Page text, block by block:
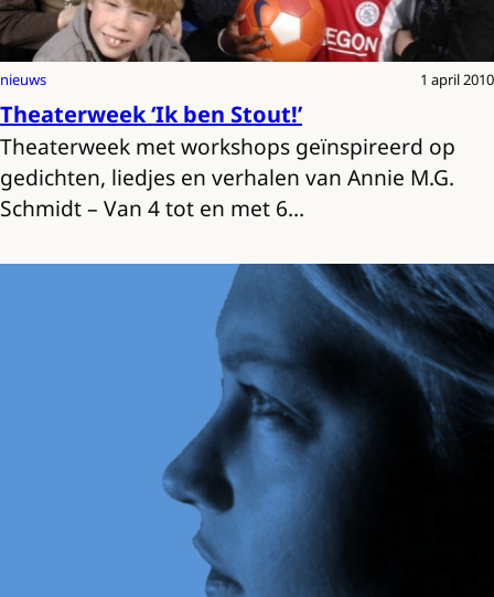
nieuws 1 april 2010
Theaterweek ‘Ik ben Stout!’
Theaterweek met workshops geïnspireerd op
gedichten, liedjes en verhalen van Annie M.G.
Schmidt – Van 4 tot en met 6…